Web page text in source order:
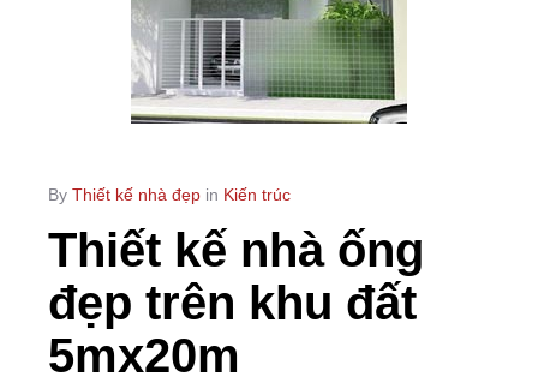
By Thiết kế nhà đẹp in Kiến trúc
Thiết kế nhà ống
đẹp trên khu đất
5mx20m